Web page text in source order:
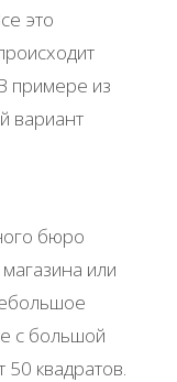
это
примере из
вариант
бюро
или
с большой
квадратов.